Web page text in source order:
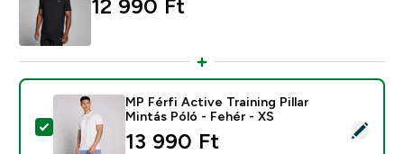
12 990 Ft‎
Termék kiválasztása - MP Férfi Active Training Pillar
MP Férfi Active Training Pillar
Mintás Póló - Fehér - XS
13 990 Ft‎